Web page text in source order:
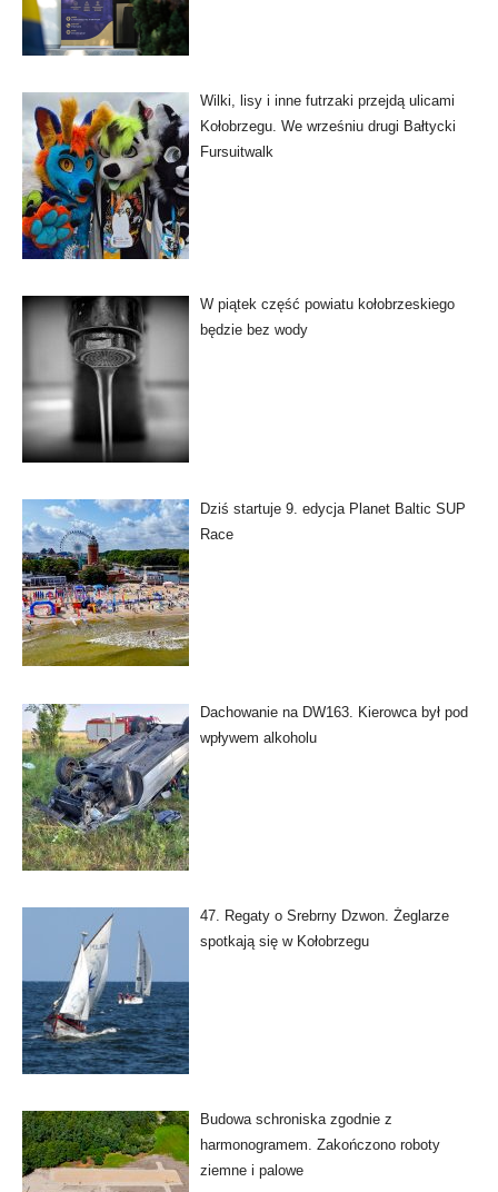
Wilki, lisy i inne futrzaki przejdą ulicami
Kołobrzegu. We wrześniu drugi Bałtycki
Fursuitwalk
W piątek część powiatu kołobrzeskiego
będzie bez wody
Dziś startuje 9. edycja Planet Baltic SUP
Race
Dachowanie na DW163. Kierowca był pod
wpływem alkoholu
47. Regaty o Srebrny Dzwon. Żeglarze
spotkają się w Kołobrzegu
Budowa schroniska zgodnie z
harmonogramem. Zakończono roboty
ziemne i palowe